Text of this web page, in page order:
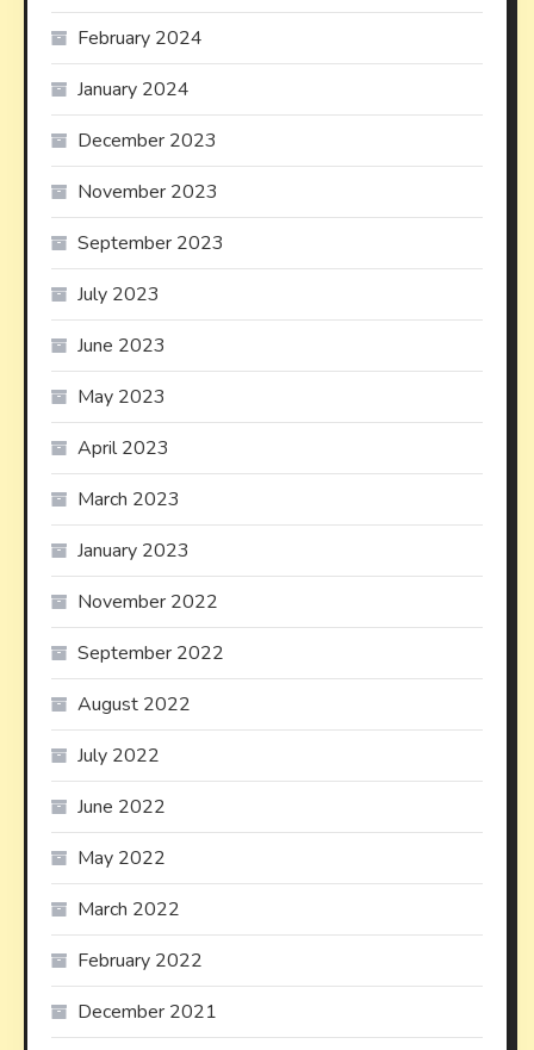
February 2024
January 2024
December 2023
November 2023
September 2023
July 2023
June 2023
May 2023
April 2023
March 2023
January 2023
November 2022
September 2022
August 2022
July 2022
June 2022
May 2022
March 2022
February 2022
December 2021